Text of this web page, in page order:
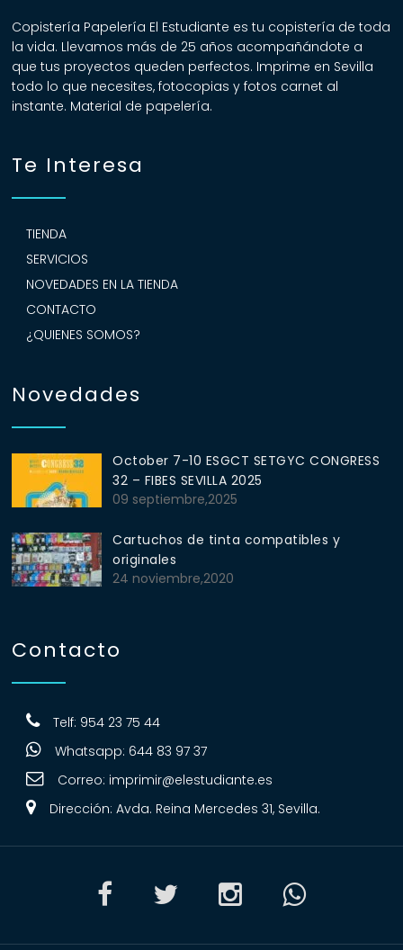
Copistería Papelería El Estudiante es tu copistería de toda
la vida. Llevamos más de 25 años acompañándote a
que tus proyectos queden perfectos. Imprime en Sevilla
todo lo que necesites, fotocopias y fotos carnet al
instante. Material de papelería.
Te Interesa
TIENDA
SERVICIOS
NOVEDADES EN LA TIENDA
CONTACTO
¿QUIENES SOMOS?
Novedades
October 7-10 ESGCT SETGYC CONGRESS
32 – FIBES SEVILLA 2025
09 septiembre,2025
Cartuchos de tinta compatibles y
originales
24 noviembre,2020
Contacto
Telf: 954 23 75 44
Whatsapp: 644 83 97 37
Correo: imprimir@elestudiante.es
Dirección: Avda. Reina Mercedes 31, Sevilla.